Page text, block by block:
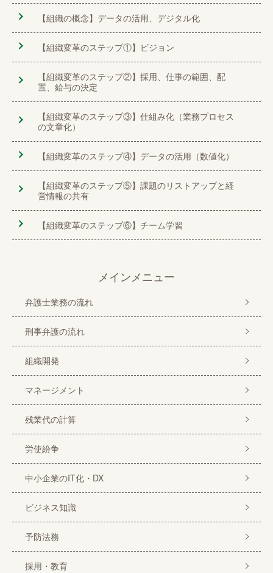
【組織の概念】データの活用、デジタル化
【組織変革のステップ①】ビジョン
【組織変革のステップ②】採用、仕事の範囲、配
置、給与の決定
【組織変革のステップ③】仕組み化（業務プロセス
の文章化）
【組織変革のステップ④】データの活用（数値化）
【組織変革のステップ⑤】課題のリストアップと経
営情報の共有
【組織変革のステップ⑥】チーム学習
メインメニュー
弁護士業務の流れ
刑事弁護の流れ
組織開発
マネージメント
残業代の計算
労使紛争
中小企業のIT化・DX
ビジネス知識
予防法務
採用・教育